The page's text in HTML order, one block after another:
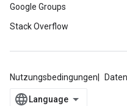
Google Groups
Stack Overflow
Nutzungsbedingungen